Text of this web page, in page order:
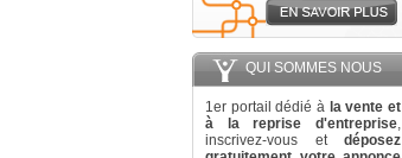
QUI SOMMES NOUS
1er portail dédié à la vente et
à la reprise d'entreprise,
inscrivez-vous et déposez